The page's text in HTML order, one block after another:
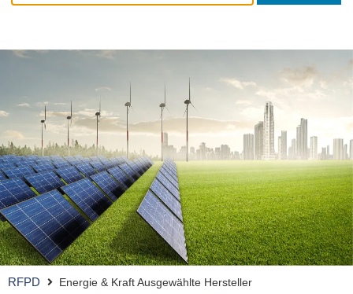
RFPD Energie & Kraft Ausgewählte Hersteller